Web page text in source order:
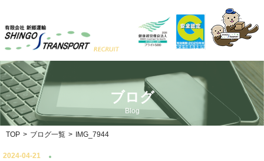
ブログ
Blog
TOP > ブログ一覧 > IMG_7944
2024-04-21